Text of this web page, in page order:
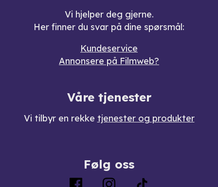
Vi hjelper deg gjerne.
Her finner du svar på dine spørsmål:
Kundeservice
Annonsere på Filmweb?
Våre tjenester
Vi tilbyr en rekke tjenester og produkter
Følg oss